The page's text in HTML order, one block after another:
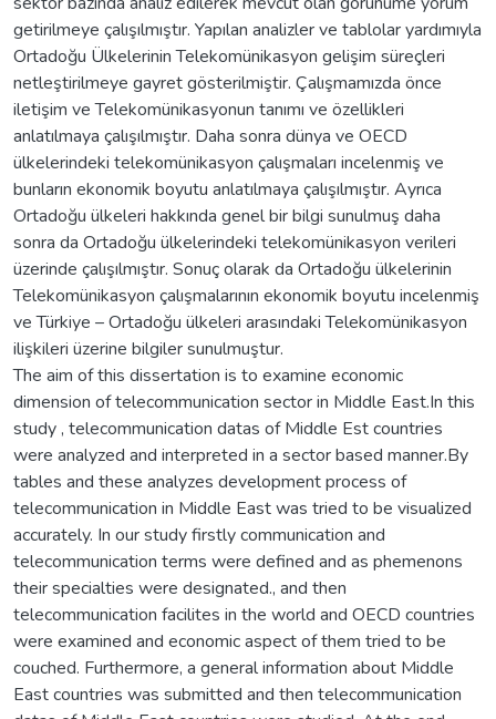
getirilmeye çalışılmıştır. Yapılan analizler ve tablolar yardımıyla
Ortadoğu Ülkelerinin Telekomünikasyon gelişim süreçleri
netleştirilmeye gayret gösterilmiştir. Çalışmamızda önce
iletişim ve Telekomünikasyonun tanımı ve özellikleri
anlatılmaya çalışılmıştır. Daha sonra dünya ve OECD
ülkelerindeki telekomünikasyon çalışmaları incelenmiş ve
bunların ekonomik boyutu anlatılmaya çalışılmıştır. Ayrıca
Ortadoğu ülkeleri hakkında genel bir bilgi sunulmuş daha
sonra da Ortadoğu ülkelerindeki telekomünikasyon verileri
üzerinde çalışılmıştır. Sonuç olarak da Ortadoğu ülkelerinin
Telekomünikasyon çalışmalarının ekonomik boyutu incelenmiş
ve Türkiye – Ortadoğu ülkeleri arasındaki Telekomünikasyon
ilişkileri üzerine bilgiler sunulmuştur.
The aim of this dissertation is to examine economic
dimension of telecommunication sector in Middle East.In this
study , telecommunication datas of Middle Est countries
were analyzed and interpreted in a sector based manner.By
tables and these analyzes development process of
telecommunication in Middle East was tried to be visualized
accurately. In our study firstly communication and
telecommunication terms were defined and as phemenons
their specialties were designated., and then
telecommunication facilites in the world and OECD countries
were examined and economic aspect of them tried to be
couched. Furthermore, a general information about Middle
East countries was submitted and then telecommunication